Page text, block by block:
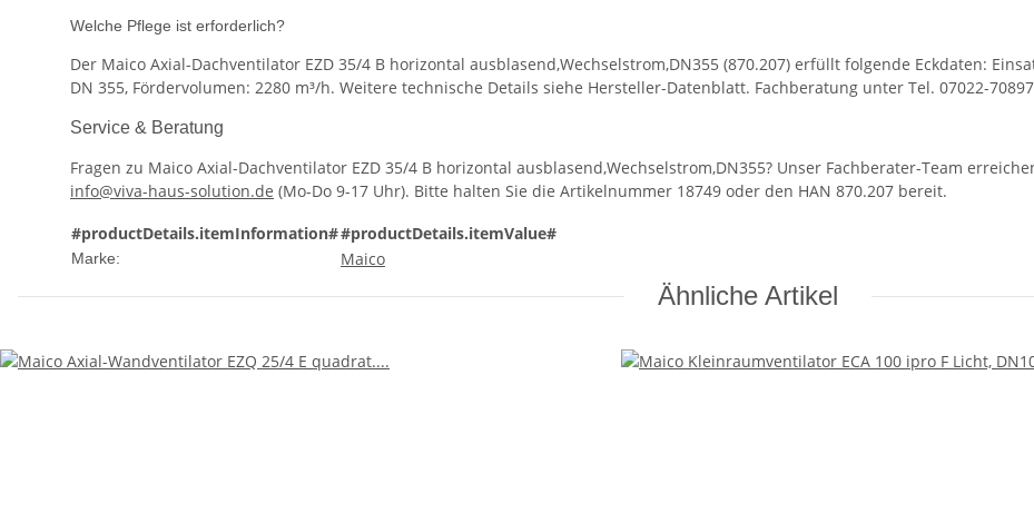
Welche Pflege ist erforderlich?
Der Maico Axial-Dachventilator EZD 35/4 B horizontal ausblasend,Wechselstrom,DN355 (870.207) erfüllt folgende Eckdaten:
DN 355, Fördervolumen: 2280 m³/h. Weitere technische Details siehe Hersteller-Datenblatt. Fachberatung unter Tel. 07022-
Service & Beratung
Fragen zu Maico Axial-Dachventilator EZD 35/4 B horizontal ausblasend,Wechselstrom,DN355? Unser Fachberater-Team
info@viva-haus-solution.de (Mo-Do 9-17 Uhr). Bitte halten Sie die Artikelnummer 18749 oder den HAN 870.207 bereit.
#productDetails.itemInformation##productDetails.itemValue#
Marke: Maico
Ähnliche Artikel